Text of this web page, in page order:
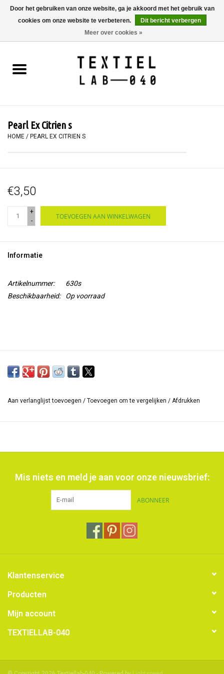
0 Artikelen - €0,00
BOEKEN
SCHILDEREN
WORKSHOPS
SPECIALS
Pearl Ex Citrien s
HOME / PEARL EX CITRIEN S
€3,50
+
-
TOEVOEGEN AAN WINKELWAGEN
Informatie
Artikelnummer:
630s
Beschikbaarheid:
Op voorraad
Aan verlanglijst toevoegen / Toevoegen om te vergelijken / Afdrukken
Mis niets en meld je aan voor onze nieuwsbrief:
ABONNEER
Klantenservice
Producten
Mijn account
TEXTIELLAB-040
Door het gebruiken van onze website, ga je akkoord met het gebruik van
cookies om onze website te verbeteren.
Dit bericht verbergen
Meer over cookies »